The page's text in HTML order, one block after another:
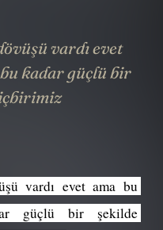
vardı evet
kadar güçlü bir
vardı evet ama bu
güçlü bir şekilde